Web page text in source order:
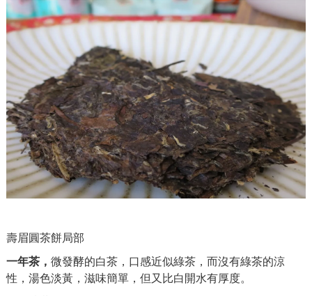
壽眉圓茶餅局部
一年茶， 微發酵的白茶，口感近似綠茶，而沒有綠茶的涼
性，湯色淡黃，滋味簡單，但又比白開水有厚度。